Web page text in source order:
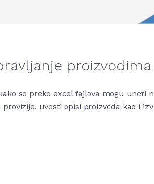
proizvodima
se preko excel fajlova mogu uneti
uvesti opisi proizvoda kao i